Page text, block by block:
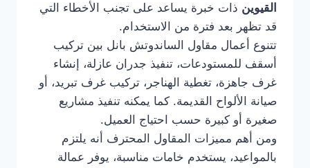
القيوين ذات خبرة يساعد على تجنب الأخطاء التي
قد تظهر بعد فترة من الاستخدام.
تتنوع أعمال مقاول الساندوتش بانل بين تركيب
أسقف للمستودعات، تنفيذ جدران عازلة، إنشاء
غرف جاهزة، تغطية الهناجر، تركيب غرف تبريد، أو
صيانة الألواح القديمة. كما يمكنه تنفيذ مشاريع
صغيرة أو كبيرة حسب احتياج العميل.
ومن أهم مميزات المقاول المحترف أنه يلتزم
بالمواعيد، يستخدم خامات مناسبة، يوفر عمالة